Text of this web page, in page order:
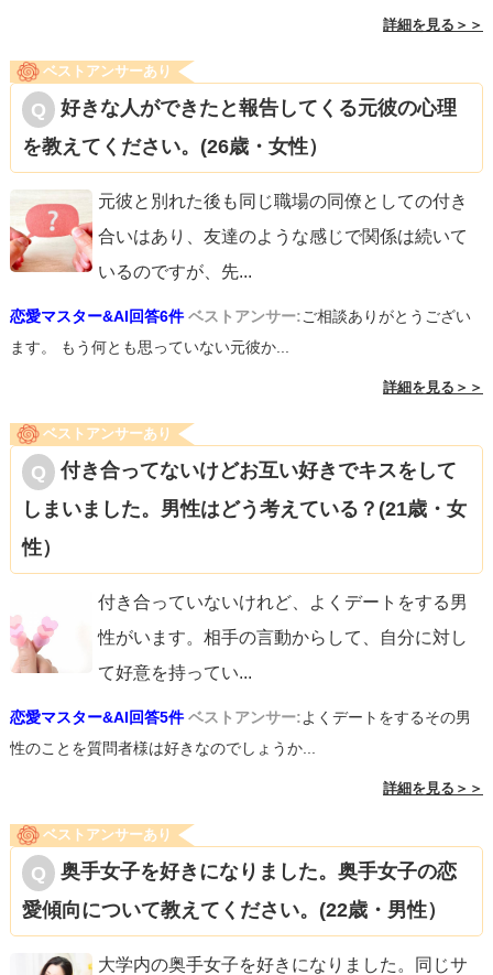
詳細を見る＞＞
ベストアンサーあり
好きな人ができたと報告してくる元彼の心理
を教えてください。(26歳・女性）
元彼と別れた後も同じ職場の同僚としての付き
合いはあり、友達のような感じで関係は続いて
いるのですが、先...
恋愛マスター&AI回答6件 ベストアンサー:ご相談ありがとうござい
ます。 もう何とも思っていない元彼か...
詳細を見る＞＞
ベストアンサーあり
付き合ってないけどお互い好きでキスをして
しまいました。男性はどう考えている？(21歳・女
性）
付き合っていないけれど、よくデートをする男
性がいます。相手の言動からして、自分に対し
て好意を持ってい...
恋愛マスター&AI回答5件 ベストアンサー:よくデートをするその男
性のことを質問者様は好きなのでしょうか...
詳細を見る＞＞
ベストアンサーあり
奥手女子を好きになりました。奥手女子の恋
愛傾向について教えてください。(22歳・男性）
大学内の奥手女子を好きになりました。同じサ